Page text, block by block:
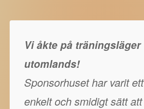
Vi åkte på träningsläger
utomlands!
Sponsorhuset har varit ett
enkelt och smidigt sätt att